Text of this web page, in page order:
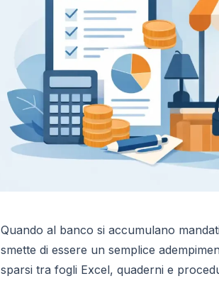
Quando al banco si accumulano
smette di essere un semplice
sparsi tra fogli Excel, quaderni e